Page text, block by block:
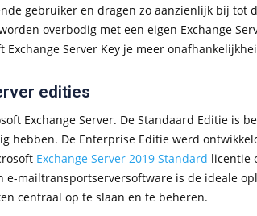
gebruiker en dragen zo aanzienlijk bij tot
overbodig met een eigen Exchange
Server Key je meer
edities
Exchange Server. De Standaard Editie is
hebben. De Enterprise Editie werd
Exchange Server 2019 Standard licentie
e-mailtransportserversoftware is de ideale
centraal op te slaan en te beheren.